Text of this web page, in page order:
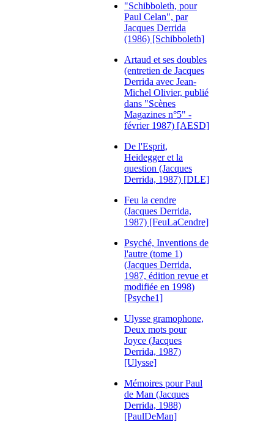
"Schibboleth, pour
Paul Celan", par
Jacques Derrida
(1986) [Schibboleth]
Artaud et ses doubles
(entretien de Jacques
Derrida avec Jean-
Michel Olivier, publié
dans "Scènes
Magazines n°5" -
février 1987) [AESD]
De l'Esprit,
Heidegger et la
question (Jacques
Derrida, 1987) [DLE]
Feu la cendre
(Jacques Derrida,
1987) [FeuLaCendre]
Psyché, Inventions de
l'autre (tome 1)
(Jacques Derrida,
1987, édition revue et
modifiée en 1998)
[Psyche1]
Ulysse gramophone,
Deux mots pour
Joyce (Jacques
Derrida, 1987)
[Ulysse]
Mémoires pour Paul
de Man (Jacques
Derrida, 1988)
[PaulDeMan]